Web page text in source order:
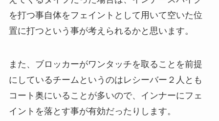
を打つ事自体をフェイントとして用いて空いた位
置に打つという事が考えられるかと思います。
また、ブロッカーがワンタッチを取ることを前提
にしているチームというのはレシーバー２人とも
コート奥にいることが多いので、インナーにフェ
イントを落とす事が有効だったりします。